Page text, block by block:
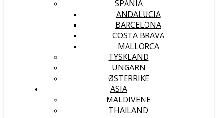
SPANIA
ANDALUCIA
BARCELONA
COSTA BRAVA
MALLORCA
TYSKLAND
UNGARN
ØSTERRIKE
ASIA
MALDIVENE
THAILAND